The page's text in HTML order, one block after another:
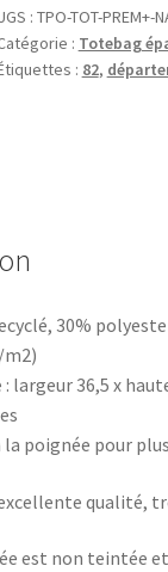
: TPO-TOT-PREM+-
: Totebag
: 82,
30%
m2)
largeur 36,5 x
poignée pour
qualité,
est non teintée